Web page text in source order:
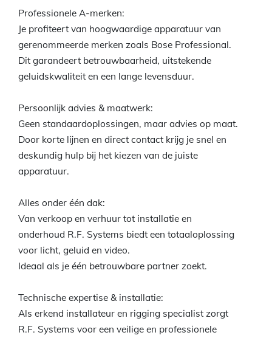
Professionele A-merken:
Je profiteert van hoogwaardige apparatuur van
gerenommeerde merken zoals Bose Professional.
Dit garandeert betrouwbaarheid, uitstekende
geluidskwaliteit en een lange levensduur.
Persoonlijk advies & maatwerk:
Geen standaardoplossingen, maar advies op maat.
Door korte lijnen en direct contact krijg je snel en
deskundig hulp bij het kiezen van de juiste
apparatuur.
Alles onder één dak:
Van verkoop en verhuur tot installatie en
onderhoud R.F. Systems biedt een totaaloplossing
voor licht, geluid en video.
Ideaal als je één betrouwbare partner zoekt.
Technische expertise & installatie:
Als erkend installateur en rigging specialist zorgt
R.F. Systems voor een veilige en professionele